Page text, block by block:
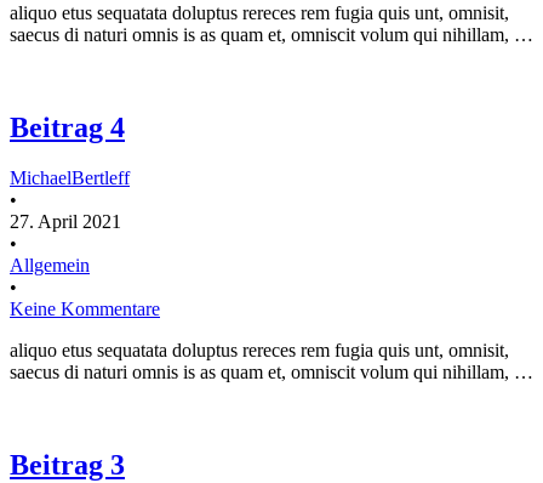
aliquo etus sequatata doluptus rereces rem fugia quis unt, omnisit,
saecus di naturi omnis is as quam et, omniscit volum qui nihillam, …
Beitrag 4
MichaelBertleff
•
27. April 2021
•
Allgemein
•
Keine Kommentare
aliquo etus sequatata doluptus rereces rem fugia quis unt, omnisit,
saecus di naturi omnis is as quam et, omniscit volum qui nihillam, …
Beitrag 3